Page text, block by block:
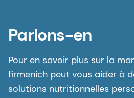
Parlons-en
Pour en savoir plus sur la
firmenich peut vous aider à
solutions nutritionnelles